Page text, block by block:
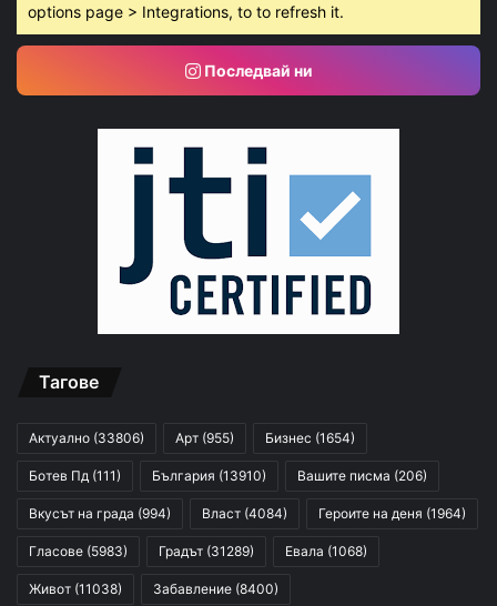
options page > Integrations, to to refresh it.
Последвай ни
Тагове
Актуално (33806) Арт (955) Бизнес (1654)
Ботев Пд (111) България (13910) Вашите писма (206)
Вкусът на града (994) Власт (4084) Героите на деня (1964)
Гласове (5983) Градът (31289) Евала (1068)
Живот (11038) Забавление (8400)